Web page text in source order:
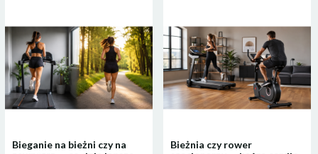
Bieganie na bieżni czy na
Bieżnia czy rower